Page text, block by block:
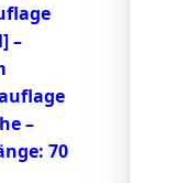
–
–
70